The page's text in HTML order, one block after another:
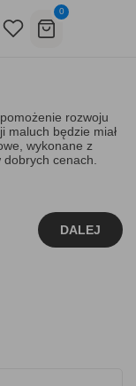
0
rozwoju
maluch będzie miał
wykonane z
dobrych cenach.
DALEJ